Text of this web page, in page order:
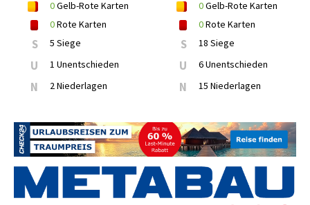
0Gelb-Rote Karten
0Rote Karten
S 5 Siege
U 1 Unentschieden
N 2 Niederlagen
0Gelb-Rote Karten
0Rote Karten
S 18 Siege
U 6 Unentschieden
N 15 Niederlagen